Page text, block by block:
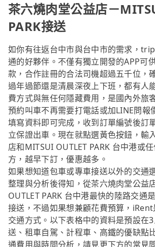
茶六燒肉堂公益店－
PARK接送
如你有往返台中市與台中市的需求，
通的好夥伴。不僅有獨立開發的APP可
款，合作註冊的合法司機超過五千位，
過年過節還是清晨深夜上下班，都有人
費方式與無任何隱藏費用，是國內外旅
預約叫車不再需要打電話或加LINE問報
填寫資料即可完成，收到訂單編號後訂
立保證出車。現在就點選黃色按鈕，輸
店和MITSUI OUTLET PARK 台中港或
方，越早下訂，優惠越多。
如果想知道包車或專車接送以外的交通
整理與分析後得知，從茶六燒肉堂公益
OUTLET PARK 台中港最快的陸路交
接送，不過如果想兼顧花費預算，
交通方式。以下表格中的資料是預設在
送、租車自駕、計程車、高鐵的優缺點
通費用與時間分析，請見更下方的常見